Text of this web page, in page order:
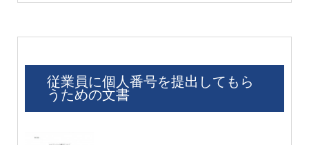
従業員に個人番号を提出してもら
うための文書